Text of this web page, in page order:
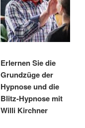
Erlernen Sie die
Grundzüge der
Hypnose und die
Blitz-Hypnose mit
Willi Kirchner